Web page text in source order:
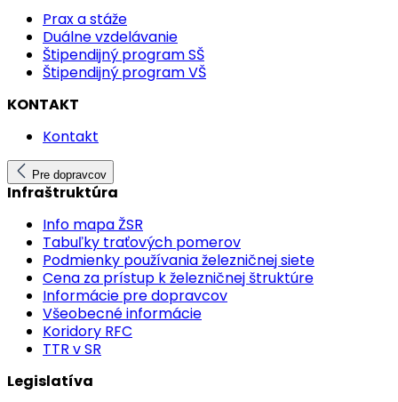
Prax a stáže
Duálne vzdelávanie
Štipendijný program SŠ
Štipendijný program VŠ
KONTAKT
Kontakt
Pre dopravcov
Infraštruktúra
Info mapa ŽSR
Tabuľky traťových pomerov
Podmienky používania železničnej siete
Cena za prístup k železničnej štruktúre
Informácie pre dopravcov
Všeobecné informácie
Koridory RFC
TTR v SR
Legislatíva